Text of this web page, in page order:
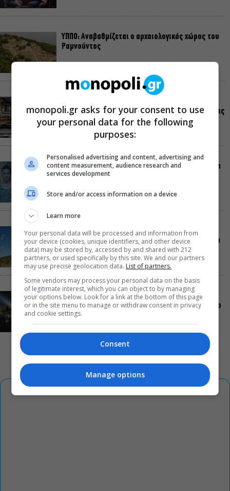
ΥΠΠΟ: Αναβαθμίζεται ο αρχαιολογικός χώρος του
Ραμνούντος
τραπεζοκαθισμάτων σε 13 επιχειρησιακές δράσεις
«Θάλασσα από γυαλί»: Παγκόσμια πρεμιέρα για τη
νέα ταινία του Αλέξη Αλεξίου
«Δυο μαύρα πουκάμισα»: Το πρώτο trailer της
νέας, πολυαναμενόμενης δραματικής σειράς του
MEGA
Συναυλίες, αρχαίο δράμα, κορυφαίες
παραστάσεις με θέα την Αθήνα: Όσα θα δούμε στο
Θέατρο Λυκαβηττού μέχρι τον Οκτώβριο
monopoli.gr asks for your consent to use
your personal data for the following
purposes:
Personalised advertising and content, advertising and
content measurement, audience research and
services development
Store and/or access information on a device
Learn more
Your personal data will be processed and information from
your device (cookies, unique identifiers, and other device
data) may be stored by, accessed by and shared with 212
partners, or used specifically by this site. We and our partners
may use precise geolocation data. List of partners.
Some vendors may process your personal data on the basis
of legitimate interest, which you can object to by managing
your options below. Look for a link at the bottom of this page
or in the site menu to manage or withdraw consent in privacy
and cookie settings.
Consent
Manage options